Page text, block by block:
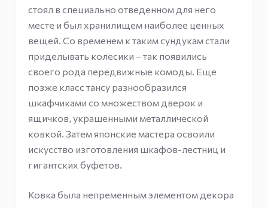
стоял в специально отведенном для него
месте и был хранилищем наиболее ценных
вещей. Со временем к таким сундукам стали
приделывать колесики – так появились
своего рода передвижные комоды. Еще
позже класс тансу разнообразился
шкафчиками со множеством дверок и
ящичков, украшенными металлической
ковкой. Затем японские мастера освоили
искусство изготовления шкафов-лестниц и
гигантских буфетов.
Ковка была непременным элементом декора